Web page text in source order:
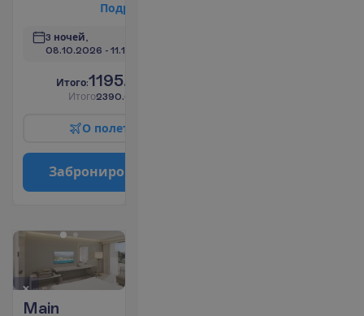
Подр
3 ночей,
08.10.2026 - 11.10.2026
И того:1195.00
Итого2390.00
О полет
Заброниро
Main